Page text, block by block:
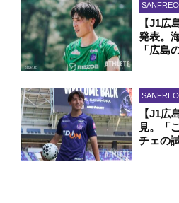
【J1広
発表。
「広島
【J1広
見。「
チェの